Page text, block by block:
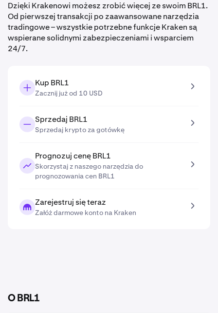
Dzięki Krakenowi możesz zrobić więcej ze swoim BRL1.
Od pierwszej transakcji po zaawansowane narzędzia
tradingowe – wszystkie potrzebne funkcje Kraken są
wspierane solidnymi zabezpieczeniami i wsparciem
24/7.
Kup BRL1
Zacznij już od 10 USD
Sprzedaj BRL1
Sprzedaj krypto za gotówkę
Prognozuj cenę BRL1
Skorzystaj z naszego narzędzia do
prognozowania cen BRL1
Zarejestruj się teraz
Załóż darmowe konto na Kraken
O BRL1